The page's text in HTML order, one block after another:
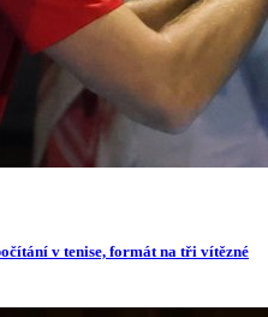
v tenise, formát na tři vítězné